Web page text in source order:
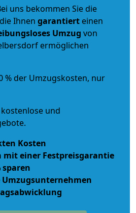
uns bekommen Sie die
Ihnen garantiert einen
Umzug von
ermöglichen
% der Umzugskosten, nur
und
Kosten
mit einer Festpreisgarantie
sparen